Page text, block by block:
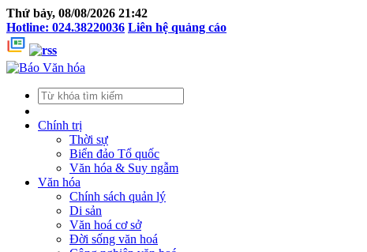
Thứ bảy, 08/08/2026 21:42
Hotline: 024.38220036 Liên hệ quảng cáo
Chính trị
Thời sự
Biển đảo Tổ quốc
Văn hóa & Suy ngẫm
Văn hóa
Chính sách quản lý
Di sản
Văn hoá cơ sở
Đời sống văn hoá